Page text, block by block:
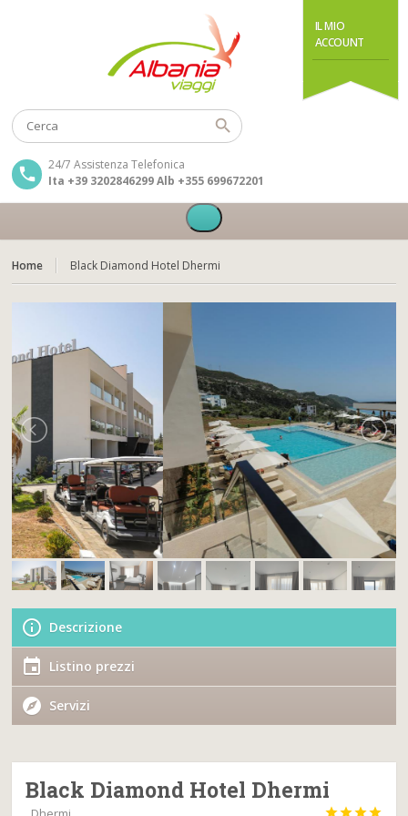
IL MIO
ACCOUNT
24/7 Assistenza Telefonica
Ita +39 3202846299 Alb +355 699672201
Home Black Diamond Hotel Dhermi
Descrizione
Listino prezzi
Servizi
Black Diamond Hotel Dhermi
